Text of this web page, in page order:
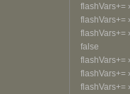
flashVars+=
flashVars+=
flashVars+=
false
flashVars+=
flashVars+=
flashVars+=